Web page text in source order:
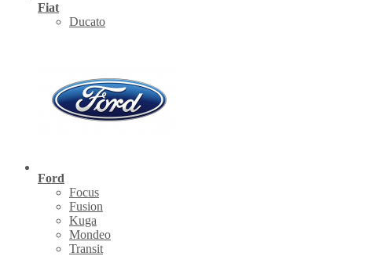
Fiat
Ducato
Ford
Focus
Fusion
Kuga
Mondeo
Transit